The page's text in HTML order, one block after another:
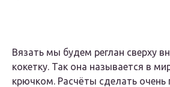
Вязать мы будем реглан сверху
кокетку. Так она называется в
крючком. Расчёты сделать очень